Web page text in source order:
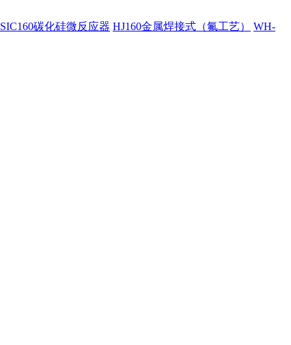
SIC160碳化硅微反应器 HJ160金属焊接式（氟工艺）
WH-